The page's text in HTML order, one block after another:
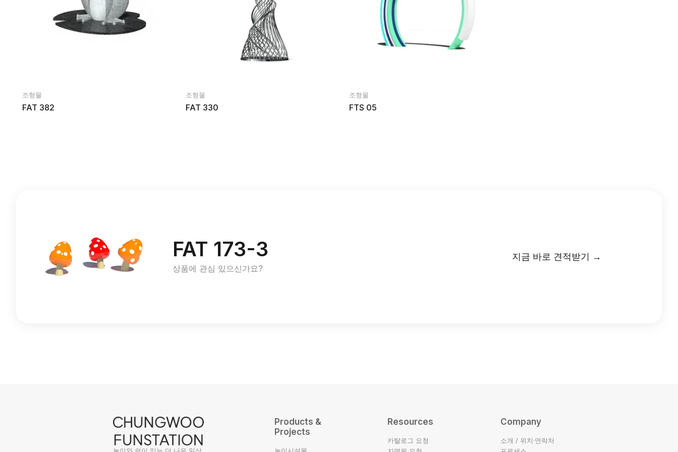
조형물
FAT 382
조형물
FAT 330
조형물
FTS 05
FAT 173-3
상품에 관심 있으신가요?
지금 바로 견적받기 →
놀이와 쉼이 있는 더 나은 일상
Products &
Projects
Resources
카탈로그 요청
Company
소개 / 위치·연락처